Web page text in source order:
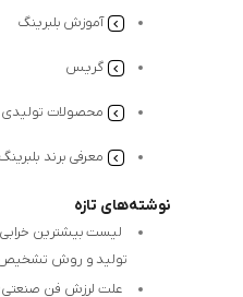
آموزش بلبرینگ
گریس
محصولات تولیدی
معرفی برند بلبرینگ
نوشته‌های تازه
لیست بیشترین
تولید و روش تشخیص
علت لرزش فن